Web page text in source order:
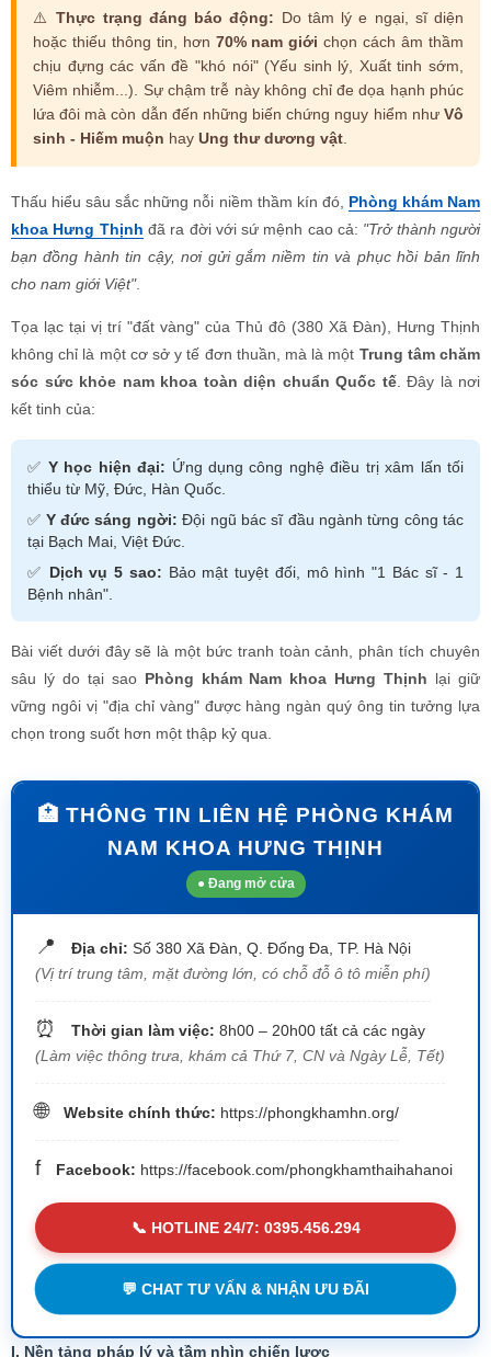
Tuyệt Đối
III. CÁC HẠNG MỤC CHUYÊN KHOA MŨI NHỌN TẠI HƯNG
1. Điều Trị Rối Loạn Chức Năng Tình Dục – Hồi Sinh
Bản Lĩnh Phái Mạnh
2. Chỉnh Hình và Thẩm Mỹ Cơ Quan Sinh Dục
3. Điều Trị Các Bệnh Viêm Nhiễm Nam Khoa
4. Xét Nghiệm và Điều Trị Bệnh Xã Hội (STIs)
Muộn
IV. QUY TRÌNH KHÁM CHỮA BỆNH KHOA HỌC TẠI NAM
KHOA HƯNG THỊNH
V. CHI PHÍ MINH BẠCH – ƯU ĐÃI HẤP DẪN tại Hưng Thịnh
Clinic
VI. LỜI CAM KẾT TỪ PHÒNG KHÁM NAM KHOA HƯNG
BÁC SĨ LÊ VĂN ĐIỂN
cho nam giới Việt".
Tọa lạc tại vị trí "đất vàng" của Thủ đô (380 Xã Đàn), Hưng Thịnh
không chỉ là một cơ sở y tế đơn thuần, mà là mộtTrung tâm chăm
sóc sức khỏe nam khoa toàn diện chuẩn Quốc tế. Đây là nơi
kết tinh của:
✅ Y học hiện đại:Ứng dụng công nghệ điều trị xâm lấn tối
thiểu từ Mỹ, Đức, Hàn Quốc.
✅Y đức sáng ngời: Đội ngũ bác sĩ đầu ngành từng công tác
tại Bạch Mai, Việt Đức.
Bệnh nhân".
Bài viết dưới đây sẽ là một bức tranh toàn cảnh, phân tích chuyên
sâu lý do tại sao
vững ngôi vị "địa chỉ vàng" được hàng ngàn quý ông tin tưởng lựa
chọn trong suốt hơn một thập kỷ qua.
🏥 THÔNG TIN LIÊN HỆ PHÒNG KHÁM
NAM KHOA HƯNG THỊNH
📍 Địa chỉ:Số 380 Xã Đàn, Q. Đống Đa, TP. Hà Nội
(Vị trí trung tâm, mặt đường lớn, có chỗ đỗ ô tô miễn phí)
Website chính thức: https://phongkhamhn.org/
https://facebook.com/phongkhamthaihahanoi
📞 HOTLINE 24/7: 0395.456.294
💬 CHAT TƯ VẤN & NHẬN ƯU ĐÃI
1. Sự An Tâm Tuyệt Đối Từ Cơ Sở Pháp Lý Vững Chắc
nay, yếu tố tiên quyết để đánh giá sự uy tín chính là tính pháp lý.
Hưng Thịnh) tự hào hoạt động dưới sự cấp phép chính thức của
Sở Y tế Hà Nội. Điều này có nghĩa là mọi hoạt động thăm khám,
điều trị, quy trình kỹ thuật, cơ sở vật chất và nhân sự của phòng
khám đều đã trải qua sự thẩm định khắt khe và chịu sự giám sát
thường xuyên của cơ quan quản lý nhà nước có thẩm quyền.